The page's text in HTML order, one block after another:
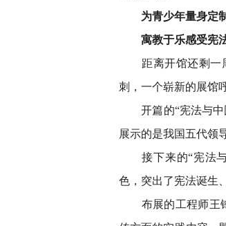
为青少年量身定
寓教于乐感受宪
距离开馆还剩一周
刺，一个崭新的展馆
开篇的“宪法与中
展示的是我国五代领
接下来的“宪法与
色，突出了宪法诞生
布展的工程师王锋